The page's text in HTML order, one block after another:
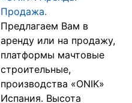
Продажа.
Предлагаем Вам в
аренду или на продажу,
платформы мачтовые
строительные,
производства «ONIK»
Испания. Высота